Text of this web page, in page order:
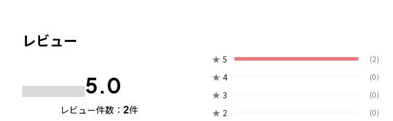
レビュー
5.0
レビュー件数： 2件
★ 5 (2)
★ 4 (0)
★ 3 (0)
★ 2 (0)